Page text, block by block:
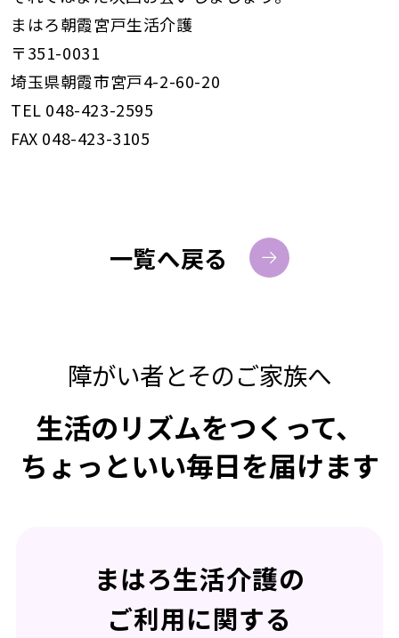
まはろ朝霞宮戸生活介護
〒351-0031
埼玉県朝霞市宮戸4-2-60-20
TEL 048-423-2595
FAX 048-423-3105
一覧へ戻る
障がい者とそのご家族へ
生活のリズムをつくって、
ちょっといい毎日を届けます
まはろ生活介護の
ご利用に関する